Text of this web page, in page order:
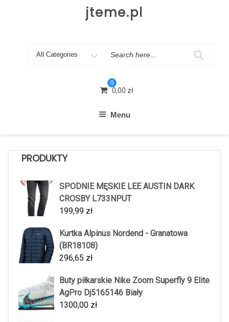
jteme.pl
Search
0
0,00 zł
Menu
PRODUKTY
SPODNIE MĘSKIE LEE AUSTIN DARK
CROSBY L733NPUT
199,99 zł
Kurtka Alpinus Nordend - Granatowa
(BR18108)
296,65 zł
Buty piłkarskie Nike Zoom Superfly 9 Elite
AgPro Dj5165146 Biały
1300,00 zł